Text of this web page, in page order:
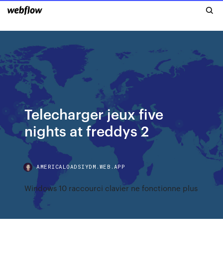
Telecharger jeux five
nights at freddys 2
AMERICALOADSIYDM.WEB.APP
Windows 10 raccourci clavier ne fonctionne plus